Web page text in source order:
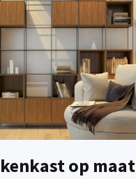
op maat